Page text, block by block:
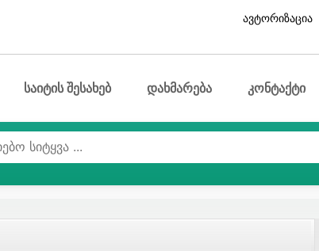
ავტორიზაცია
საიტის შესახებ დახმარება კონტაქტი